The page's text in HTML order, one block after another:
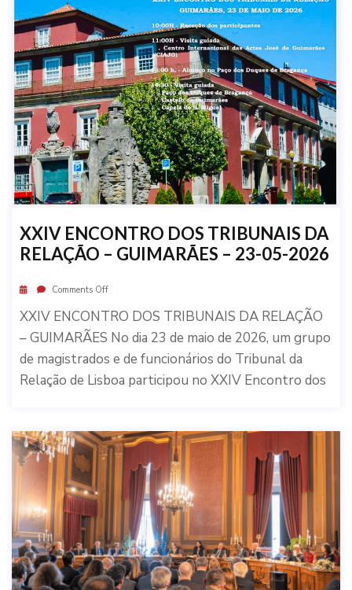
XXIV ENCONTRO DOS TRIBUNAIS DA
RELAÇÃO – GUIMARÃES – 23-05-2026
Comments Off
XXIV ENCONTRO DOS TRIBUNAIS DA RELAÇÃO
– GUIMARÃES No dia 23 de maio de 2026, um grupo
de magistrados e de funcionários do Tribunal da
Relação de Lisboa participou no XXIV Encontro dos